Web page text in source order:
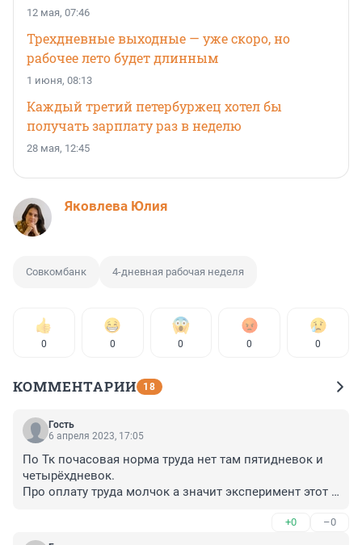
12 мая, 07:46
Трехдневные выходные — уже скоро, но
рабочее лето будет длинным
1 июня, 08:13
Каждый третий петербуржец хотел бы
получать зарплату раз в неделю
28 мая, 12:45
Яковлева Юлия
Совкомбанк 4-дневная рабочая неделя
0 0 0 0 0
КОММЕНТАРИИ 18
Гость
6 апреля 2023, 17:05
По Тк почасовая норма труда нет там пятидневок и
четырёхдневок.
Про оплату труда молчок а значит эксперимент этот
+0 –0